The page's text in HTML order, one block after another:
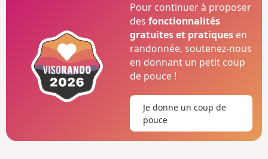
Pour continuer à proposer
desfonctionnalités
gratuites et pratiques en
randonnée, soutenez-nous
en donnant un petit coup
de pouce !
Je donne un coup de
pouce